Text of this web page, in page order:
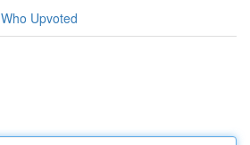
Who Upvoted